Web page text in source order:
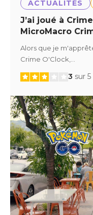
ACTUALITÉS
J’ai joué à
MicroMacro
Alors que je
Crime O'Clock,…
3 sur 5